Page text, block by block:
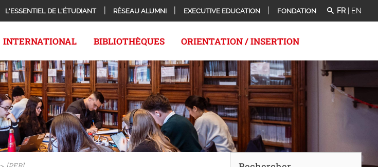
L'ESSENTIEL DE L'ÉTUDIANT RÉSEAU ALUMNI EXECUTIVE EDUCATION FONDATION FR EN
INTERNATIONAL BIBLIOTHÈQUES ORIENTATION / INSERTION